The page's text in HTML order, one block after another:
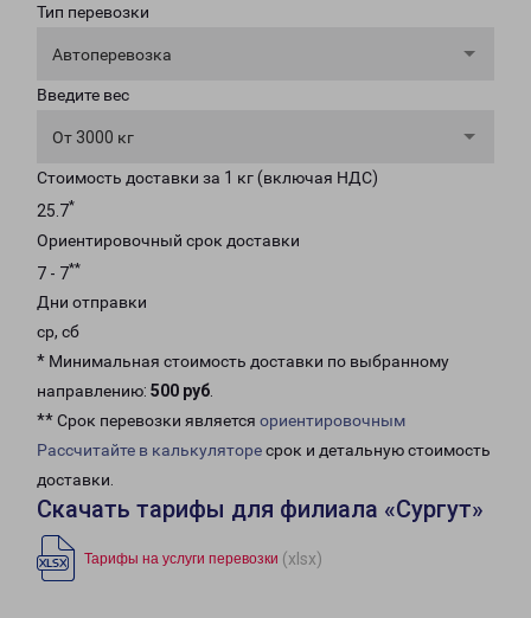
Тип перевозки
Автоперевозка
Введите вес
От 3000 кг
Стоимость доставки за 1 кг (включая НДС)
25.7*
Ориентировочный срок доставки
7 - 7**
Дни отправки
ср, сб
* Минимальная стоимость доставки по выбранному
направлению: 500 руб.
** Срок перевозки является ориентировочным
Рассчитайте в калькуляторесрок и детальную стоимость
доставки.
Скачать тарифы для филиала «Сургут»
Тарифы на услуги перевозки (xlsx)